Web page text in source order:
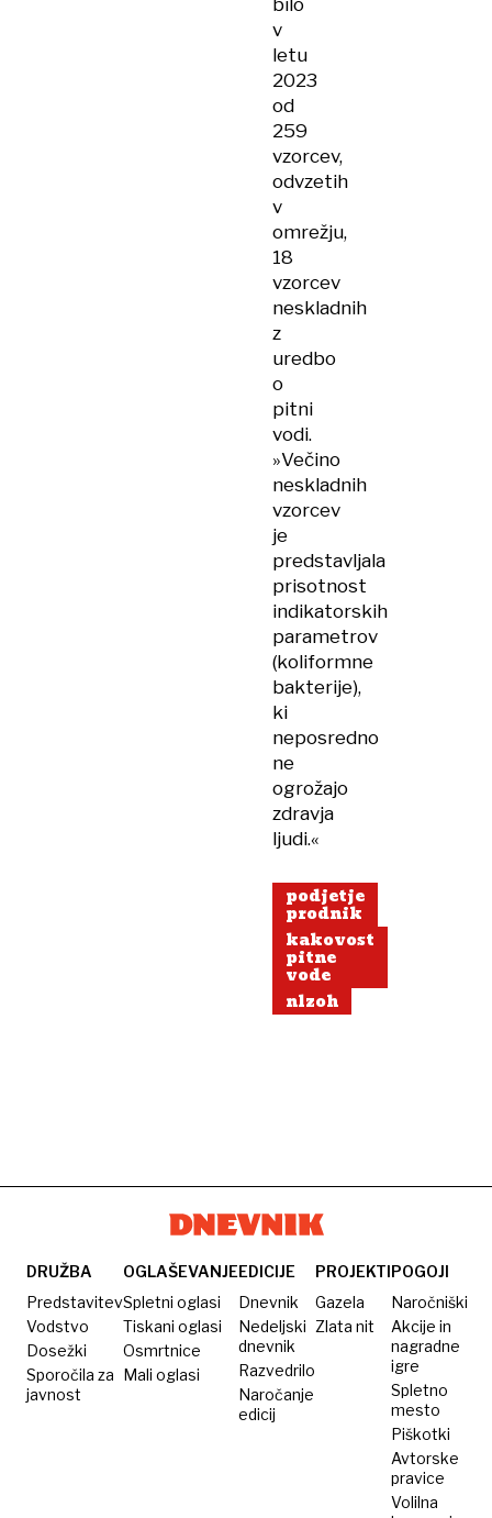
bilo
v
letu
2023
od
259
vzorcev,
odvzetih
v
omrežju,
18
vzorcev
neskladnih
z
uredbo
o
pitni
vodi.
»Večino
neskladnih
vzorcev
je
predstavljala
prisotnost
indikatorskih
parametrov
(koliformne
bakterije),
ki
neposredno
ne
ogrožajo
zdravja
ljudi.«
podjetje
prodnik
kakovost
pitne
vode
nlzoh
DRUŽBA
Predstavitev
Vodstvo
Dosežki
Sporočila za
javnost
OGLAŠEVANJE
Spletni oglasi
Tiskani oglasi
Osmrtnice
Mali oglasi
EDICIJE
Dnevnik
Nedeljski
dnevnik
Razvedrilo
Naročanje
edicij
PROJEKTI
Gazela
Zlata nit
POGOJI
Naročniški
Akcije in
nagradne
igre
Spletno
mesto
Piškotki
Avtorske
pravice
Volilna